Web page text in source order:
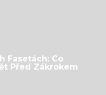
Fasetách: Co
Před Zákrokem